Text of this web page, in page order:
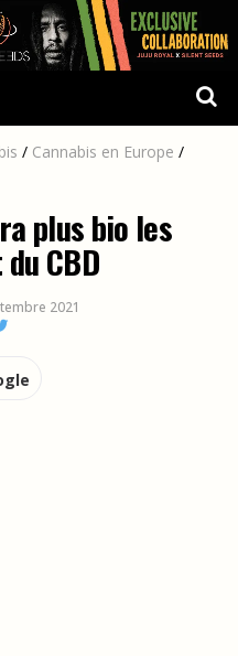
/ Cannabis en Europe /
plus bio les
CBD
2021